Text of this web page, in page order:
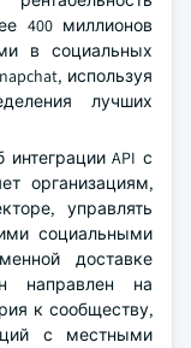
400 миллионов
в социальных
используя
лучших
API с
организациям,
управлять
социальными
доставке
направлен на
к сообществу,
с местными